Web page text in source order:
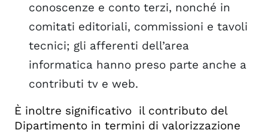
conoscenze e conto terzi, nonché in
comitati editoriali, commissioni e tavoli
tecnici; gli afferenti dell’area
informatica hanno preso parte anche a
contributi tv e web.
È inoltre significativo il contributo del
Dipartimento in termini di valorizzazione